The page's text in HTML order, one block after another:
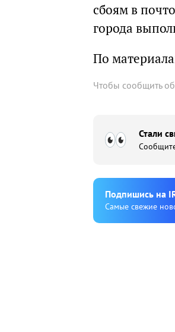
сбоям в
города
По
Чтобы сообщить
Стали
Подпишиcь на
Cамые свежие